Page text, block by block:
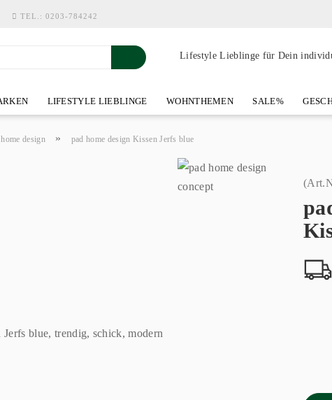
TEL.: 0203-784242
Lifestyle Lieblinge für Dein
LIFESTYLE LIEBLINGE WOHNTHEMEN SALE%
design » pad home design Kissen Jerfs blue